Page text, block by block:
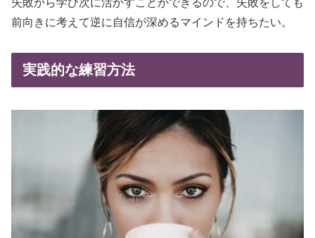
失敗から学び次に活かすことができるので、失敗をしても
前向きに考えて逆に自信が深めるマインドを持ちたい。
実践的な練習方法